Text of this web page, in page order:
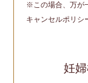
※この場合、万が
キャンセルポリシ
妊